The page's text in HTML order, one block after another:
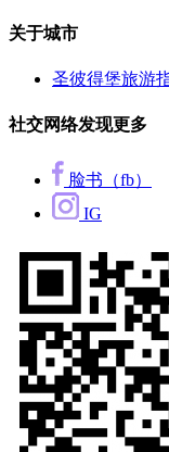
关于城市
圣彼得堡旅游
社交网络发现更多
脸书（fb）
IG